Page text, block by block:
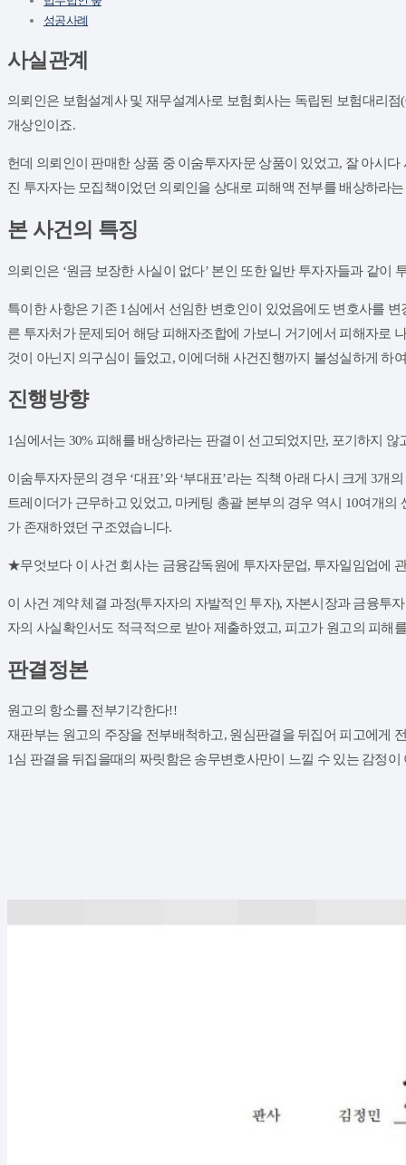
성공사례
사실관계
의뢰인은 보험설계사 및 재무설계사로 보험회사는 독립된 보험대리
개상인이죠.
헌데 의뢰인이 판매한 상품 중 이숨투자자문 상품이 있었고, 잘 아시
진 투자자는 모집책이었던 의뢰인을 상대로 피해액 전부를 배상하라
본 사건의 특징
의뢰인은 ‘원금 보장한 사실이 없다’ 본인 또한 일반 투자자들과 같이
특이한 사항은 기존 1심에서 선임한 변호인이 있었음에도 변호사를
른 투자처가 문제되어 해당 피해자조합에 가보니 거기에서 피해자로
것이 아닌지 의구심이 들었고, 이에더해 사건진행까지 불성실하게
진행방향
1심에서는 30% 피해를 배상하라는 판결이 선고되었지만, 포기하지 않
이숨투자자문의 경우 ‘대표’와 ‘부대표’라는 직책 아래 다시 크게 3
트레이더가 근무하고 있었고, 마케팅 총괄 본부의 경우 역시 10여개
가 존재하였던 구조였습니다.
​★무엇보다 이 사건 회사는 금융감독원에 투자자문업, 투자일임업에
이 사건 계약 체결 과정(투자자의 자발적인 투자), 자본시장과 금융투
자의 사실확인서도 적극적으로 받아 제출하였고, 피고가 원고의 피해
판결정본
원고의 항소를 전부기각한다!!
재판부는 원고의 주장을 전부배척하고, 원심판결을 뒤집어 피고에게
1심 판결을 뒤집을때의 짜릿함은 송무변호사만이 느낄 수 있는 감정이